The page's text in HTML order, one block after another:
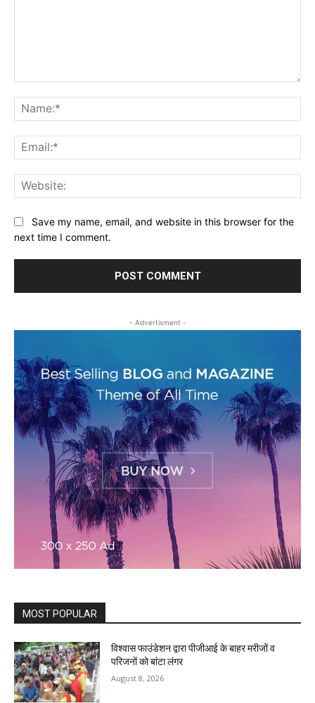
Save my name, email, and website in this browser for the
next time I comment.
- Advertisment -
MOST POPULAR
विश्वास फाउंडेशन द्वारा पीजीआई के बाहर मरीजों व
परिजनों को बांटा लंगर
August 8, 2026